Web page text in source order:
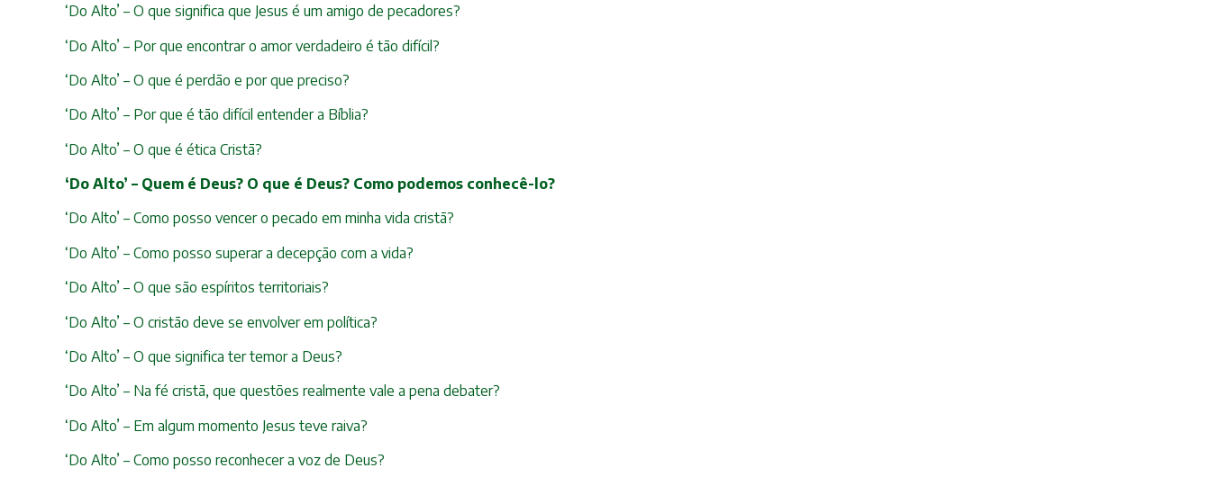
‘Do Alto’ – O que significa que Jesus é um amigo de pecadores?
‘Do Alto’ – Por que encontrar o amor verdadeiro é tão difícil?
‘Do Alto’ – O que é perdão e por que preciso?
‘Do Alto’ – Por que é tão difícil entender a Bíblia?
‘Do Alto’ – O que é ética Cristã?
‘Do Alto’ – Quem é Deus? O que é Deus? Como podemos conhecê-lo?
‘Do Alto’ – Como posso vencer o pecado em minha vida cristã?
‘Do Alto’ – Como posso superar a decepção com a vida?
‘Do Alto’ – O que são espíritos territoriais?
‘Do Alto’ – O cristão deve se envolver em política?
‘Do Alto’ – O que significa ter temor a Deus?
‘Do Alto’ – Na fé cristã, que questões realmente vale a pena debater?
‘Do Alto’ – Em algum momento Jesus teve raiva?
‘Do Alto’ – Como posso reconhecer a voz de Deus?